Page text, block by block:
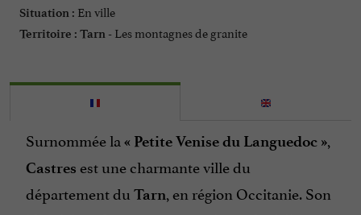
Situation : En ville
Territoire : Tarn - Les montagnes de granite
Surnommée la « Petite Venise du Languedoc »,
Castres est une charmante ville du
département du Tarn, en région Occitanie. Son